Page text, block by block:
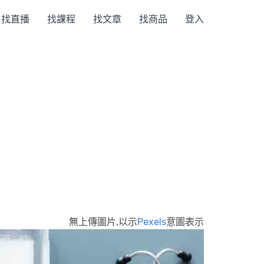
找直播 找課程 找文章 找商品 登入
無上傳圖片,以示Pexels意圖表示